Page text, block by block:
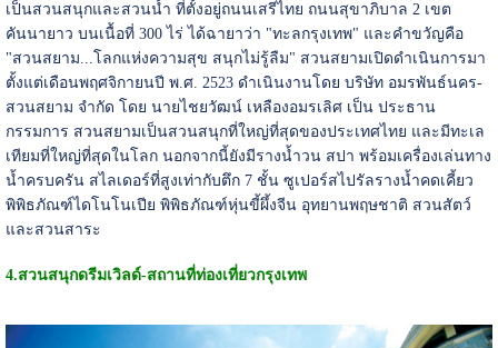
เป็นสวนสนุกและสวนน้ำ ที่ตั้งอยู่ถนนเสรีไทย ถนนสุขาภิบาล 2 เขต
คันนายาว บนเนื้อที่ 300 ไร่ ได้ฉายาว่า "ทะลกรุงเทพ" และคำขวัญคือ
"สวนสยาม...โลกแห่งความสุข สนุกไม่รู้ลืม" สวนสยามเปิดดำเนินการมา
ตั้งแต่เดือนพฤศจิกายนปี พ.ศ. 2523 ดำเนินงานโดย บริษัท อมรพันธ์นคร-
สวนสยาม จำกัด โดย นายไชยวัฒน์ เหลืองอมรเลิศ เป็น ประธาน
กรรมการ สวนสยามเป็นสวนสนุกที่ใหญ่ที่สุดของประเทศไทย และมีทะเล
เทียมที่ใหญ่ที่สุดในโลก นอกจากนี้ยังมีรางน้ำวน สปา พร้อมเครื่องเล่นทาง
น้ำครบครัน สไลเดอร์ที่สูงเท่ากับตึก 7 ชั้น ซูเปอร์สไปรัลรางน้ำคดเคี้ยว
พิพิธภัณฑ์ไดโนโนเปีย พิพิธภัณฑ์หุ่นขี้ผึ้งจีน อุทยานพฤษชาติ สวนสัตว์
และสวนสาระ
4.สวนสนุกดรีมเวิลด์-สถานที่ท่องเที่ยวกรุงเทพ